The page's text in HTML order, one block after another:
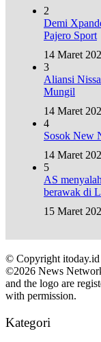
2
Demi
Pajero Sport
14 Maret
3
Aliansi
Mungil
14 Maret
4
Sosok New
14 Maret
5
AS
berawak di
15 Maret
© Copyright itoday.id
©2026 News
and the logo are
with permission.
Kategori